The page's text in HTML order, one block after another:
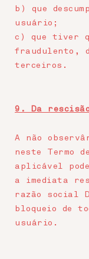
b) que
usuário;
c) que tiver
fraudulento,
terceiros.
9. Da
A não
neste Termo
aplicável
a imediata
razão social
bloqueio de
usuário.